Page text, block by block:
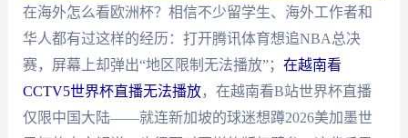
在海外怎么看欧洲杯？相信不少留学生、海外工作者和
华人都有过这样的经历：打开腾讯体育想追NBA总决
赛，屏幕上却弹出“地区限制无法播放”； 在越南看
CCTV5世界杯直播无法播放，在越南看B站世界杯直播
仅限中国大陆——就连新加坡的球迷想蹲2026美加墨世